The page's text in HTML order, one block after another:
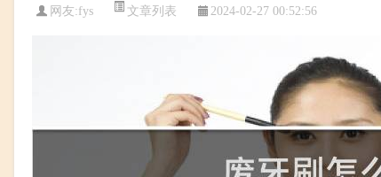
网友:fys 文章列表 2024-02-27 00:52:56